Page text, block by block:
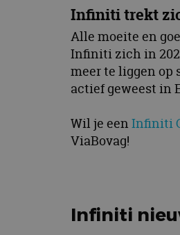
Infiniti trekt
Alle moeite en
Infiniti zich in
meer te liggen op
actief geweest in
Wil je een Infiniti
ViaBovag!
Infiniti